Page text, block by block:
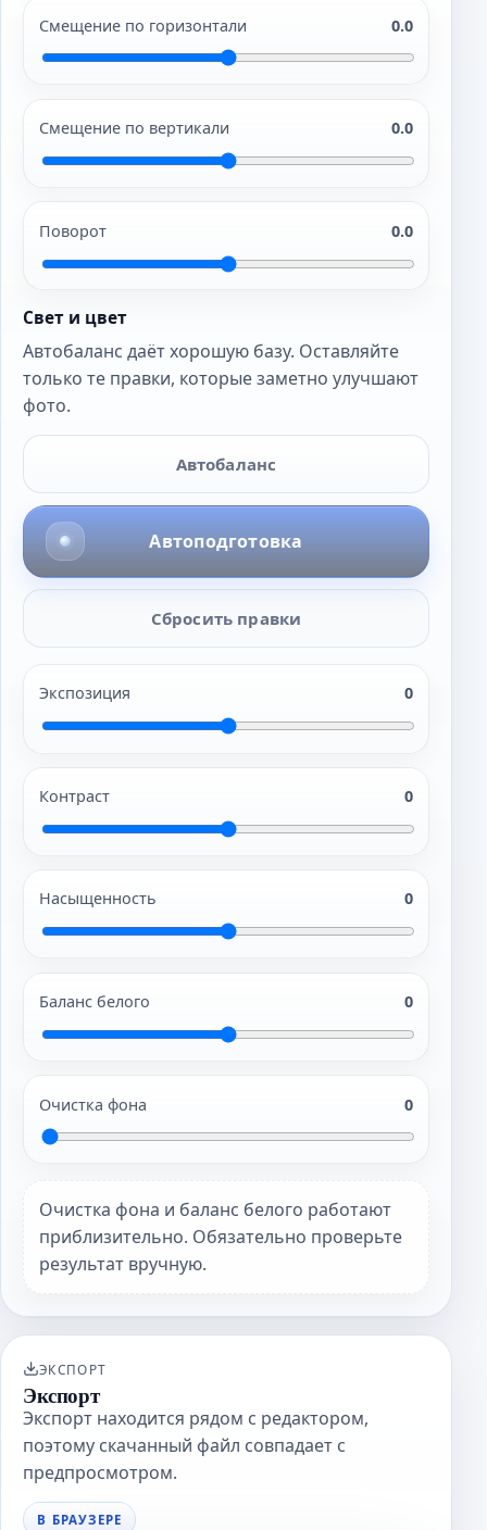
Смещение по горизонтали 0.0
Смещение по вертикали 0.0
Поворот 0.0
Свет и цвет
Автобаланс даёт хорошую базу. Оставляйте
только те правки, которые заметно улучшают
фото.
Автобаланс
Автоподготовка
Сбросить правки
Экспозиция 0
Контраст 0
Насыщенность 0
Баланс белого 0
Очистка фона 0
Очистка фона и баланс белого работают
приблизительно. Обязательно проверьте
результат вручную.
ЭКСПОРТ
Экспорт
Экспорт находится рядом с редактором,
поэтому скачанный файл совпадает с
предпросмотром.
В БРАУЗЕРЕ